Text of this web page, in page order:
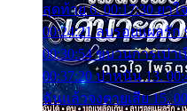
สุดท้าย 6. 00:17:30 ยา
00:24:21 ลบรอยแผลรัก
00:30:54 ขบวนการเปา
00:37:20 ปาหนัน 13.
ฉันแล้วจงตายเสีย 15.